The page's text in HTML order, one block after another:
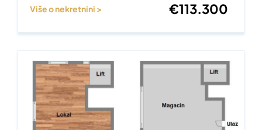
Više o nekretnini > €113.300